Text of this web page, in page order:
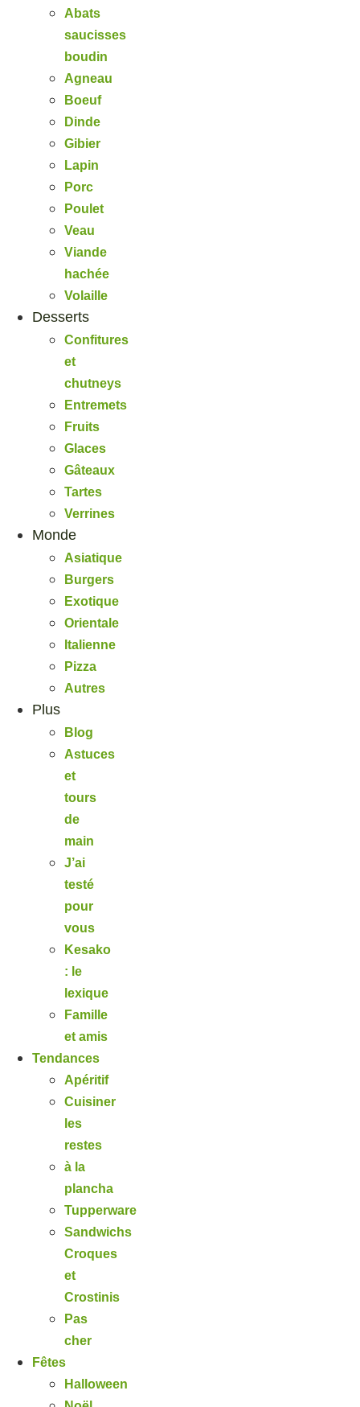
Abats
saucisses
boudin
Agneau
Boeuf
Dinde
Gibier
Lapin
Porc
Poulet
Veau
Viande
hachée
Volaille
Desserts
Confitures
et
chutneys
Entremets
Fruits
Glaces
Gâteaux
Tartes
Verrines
Monde
Asiatique
Burgers
Exotique
Orientale
Italienne
Pizza
Autres
Plus
Blog
Astuces
et
tours
de
main
J’ai
testé
pour
vous
Kesako
: le
lexique
Famille
et amis
Tendances
Apéritif
Cuisiner
les
restes
à la
plancha
Tupperware
Sandwichs
Croques
et
Crostinis
Pas
cher
Fêtes
Halloween